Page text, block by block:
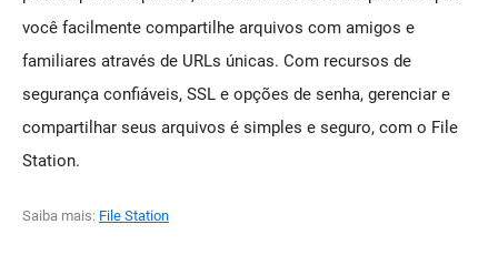
você facilmente compartilhe arquivos com amigos e
familiares através de URLs únicas. Com recursos de
segurança confiáveis, SSL e opções de senha, gerenciar e
compartilhar seus arquivos é simples e seguro, com o File
Station.
Saiba mais: File Station